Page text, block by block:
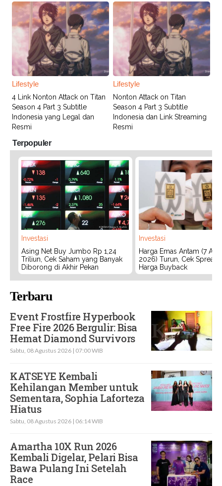
Lifestyle
4 Link Nonton Attack on Titan
Season 4 Part 3 Subtitle
Indonesia yang Legal dan
Resmi
Lifestyle
Nonton Attack on Titan
Season 4 Part 3 Subtitle
Indonesia dan Link Streaming
Resmi
Terpopuler
Investasi
Asing Net Buy Jumbo Rp 1,24
Triliun, Cek Saham yang Banyak
Diborong di Akhir Pekan
Investasi
Harga Emas Antam (7
2026) Turun, Cek Spread
Harga Buyback
Terbaru
Event Frostfire Hyperbook
Free Fire 2026 Bergulir: Bisa
Hemat Diamond Survivors
Sabtu, 08 Agustus 2026 | 07:00 WIB
KATSEYE Kembali
Kehilangan Member untuk
Sementara, Sophia Laforteza
Hiatus
Sabtu, 08 Agustus 2026 | 06:14 WIB
Amartha 10X Run 2026
Kembali Digelar, Pelari Bisa
Bawa Pulang Ini Setelah
Race